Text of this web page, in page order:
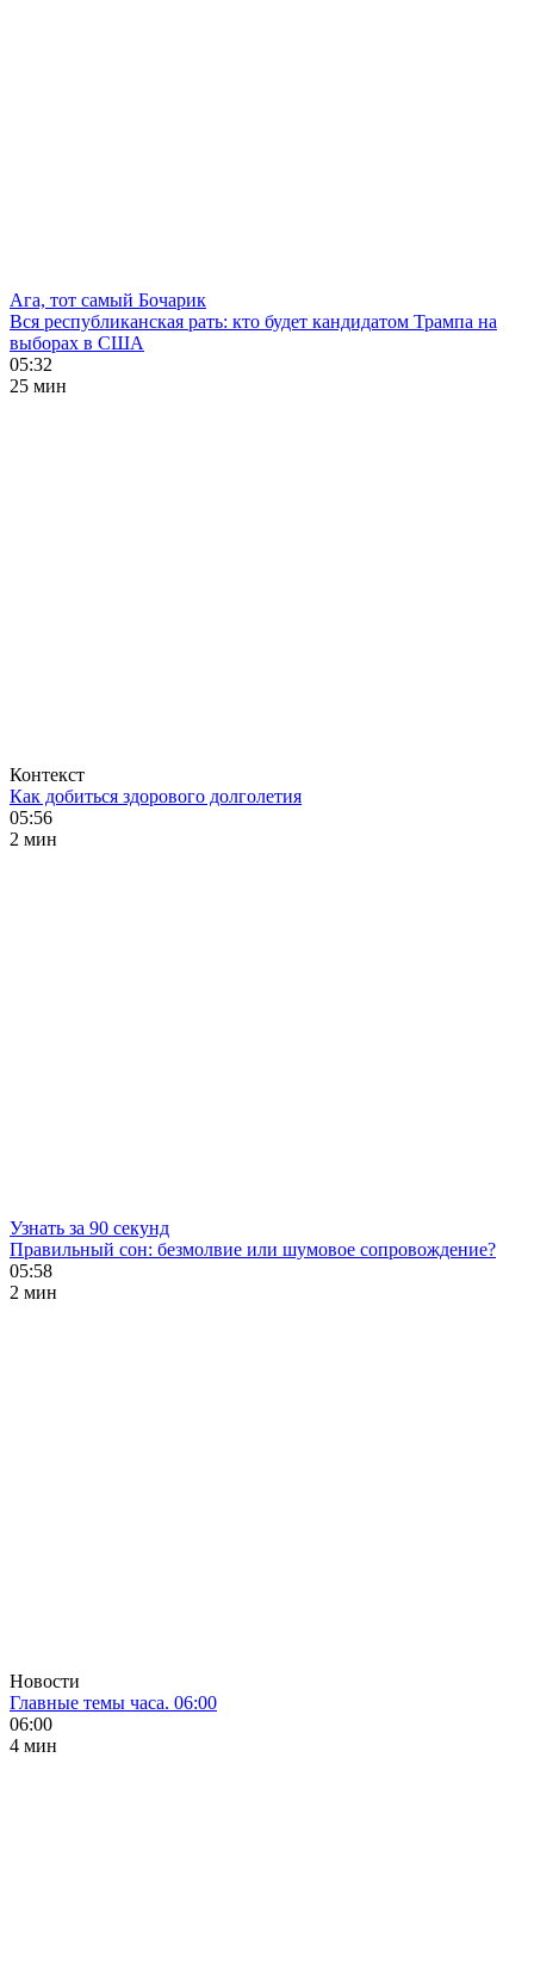
Ага, тот самый Бочарик
Вся республиканская рать: кто будет кандидатом Трампа на
выборах в США
05:32
25 мин
Контекст
Как добиться здорового долголетия
05:56
2 мин
Узнать за 90 секунд
Правильный сон: безмолвие или шумовое сопровождение?
05:58
2 мин
Новости
Главные темы часа. 06:00
06:00
4 мин